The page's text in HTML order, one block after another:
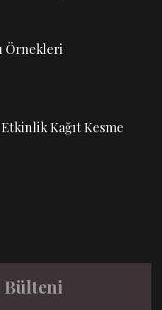
Örnekleri
Kağıt Kesme